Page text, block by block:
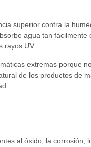
superior contra la
agua tan fácilmente
rayos UV.
extremas porque
de los productos de
al óxido, la corrosión,